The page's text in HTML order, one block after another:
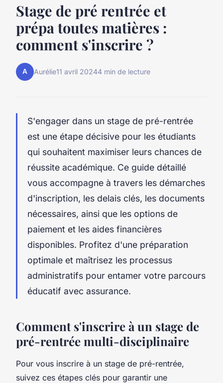
Stage de pré rentrée et
prépa toutes matières :
comment s'inscrire ?
A Aurélie11 avril 20244 min de lecture
S'engager dans un stage de pré-rentrée
est une étape décisive pour les étudiants
qui souhaitent maximiser leurs chances de
réussite académique. Ce guide détaillé
vous accompagne à travers les démarches
d'inscription, les delais clés, les documents
nécessaires, ainsi que les options de
paiement et les aides financières
disponibles. Profitez d'une préparation
optimale et maîtrisez les processus
administratifs pour entamer votre parcours
éducatif avec assurance.
Comment s'inscrire à un stage de
pré-rentrée multi-disciplinaire
Pour vous inscrire à un stage de pré-rentrée,
suivez ces étapes clés pour garantir une